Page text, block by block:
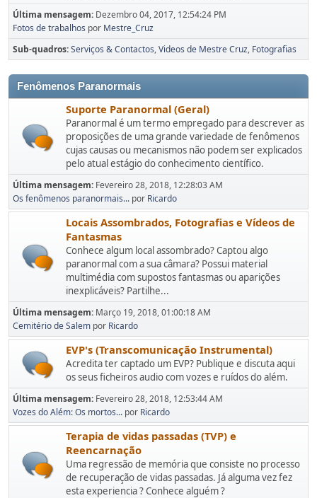
Última mensagem: Dezembro 04, 2017, 12:54:24 PM
Fotos de trabalhos por Mestre_Cruz
Sub-quadros Serviços & Contactos Videos de Mestre Cruz Fotografias
Fenômenos Paranormais
Suporte Paranormal (Geral)
Paranormal é um termo empregado para descrever as
proposições de uma grande variedade de fenômenos
cujas causas ou mecanismos não podem ser explicados
pelo atual estágio do conhecimento científico.
Última mensagem: Fevereiro 28, 2018, 12:28:03 AM
Os fenômenos paranormais... por Ricardo
Locais Assombrados, Fotografias e Vídeos de
Fantasmas
Conhece algum local assombrado? Captou algo
paranormal com a sua câmara? Possui material
multimédia com supostos fantasmas ou aparições
inexplicáveis? Partilhe...
Última mensagem: Março 19, 2018, 01:00:18 AM
Cemitério de Salem por Ricardo
EVP's (Transcomunicação Instrumental)
Acredita ter captado um EVP? Publique e discuta aqui
os seus ficheiros audio com vozes e ruídos do além.
Última mensagem: Fevereiro 28, 2018, 12:53:44 AM
Vozes do Além: Os mortos... por Ricardo
Terapia de vidas passadas (TVP) e
Reencarnação
Uma regressão de memória que consiste no processo
de recuperação de vidas passadas. Já alguma vez fez
esta experiencia ? Conhece alguém ?